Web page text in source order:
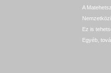
A
Ez is
Egyéb,